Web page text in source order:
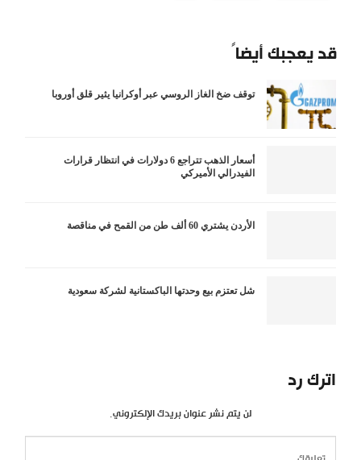
قد يعجبك أيضاً
توقف ضخ الغاز الروسي عبر أوكرانيا يثير قلق أوروبا
أسعار الذهب تتراجع 6 دولارات في انتظار قرارات
الفيدرالي الأميركي
الأردن يشتري 60 ألف طن من القمح في مناقصة
شل تعتزم بيع وحدتها الباكستانية لشركة سعودية
اترك رد
لن يتم نشر عنوان بريدك الإلكتروني.